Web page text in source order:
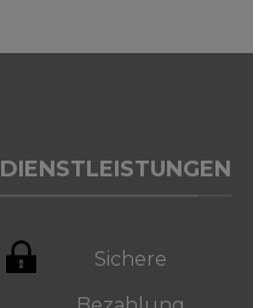
DIENSTLEISTUNGEN
Sichere